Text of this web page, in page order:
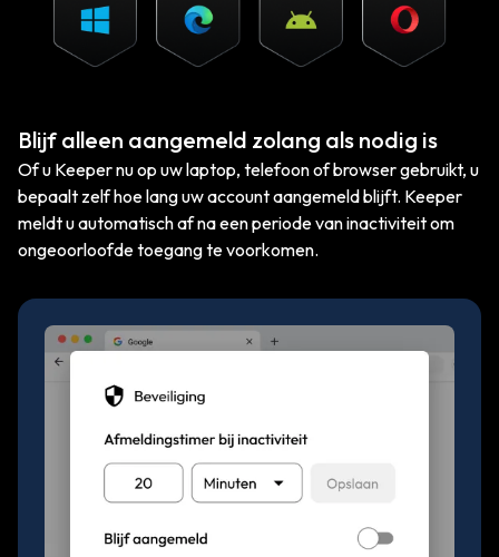
Blijf alleen aangemeld zolang als nodig is
Of u Keeper nu op uw laptop, telefoon of browser gebruikt, u
bepaalt zelf hoe lang uw account aangemeld blijft. Keeper
meldt u automatisch af na een periode van inactiviteit om
ongeoorloofde toegang te voorkomen.